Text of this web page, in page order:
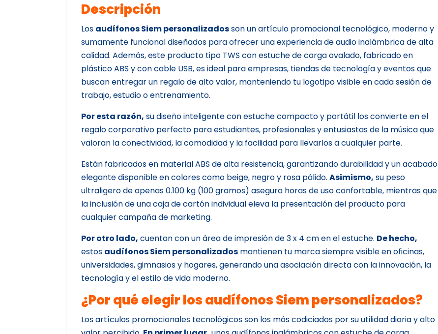
Descripción
Los audífonos Siem personalizadosson un artículo promocional tecnológico, moderno y
sumamente funcional diseñados para ofrecer una experiencia de audio inalámbrica de alta
calidad. Además, este producto tipo TWS con estuche de carga ovalado, fabricado en
plástico ABS y con cable USB, es ideal para empresas, tiendas de tecnología y eventos que
buscan entregar un regalo de alto valor, manteniendo tu logotipo visible en cada sesión de
trabajo, estudio o entrenamiento.
Por esta razón, su diseño inteligente con estuche compacto y portátil los convierte en el
regalo corporativo perfecto para estudiantes, profesionales y entusiastas de la música que
valoran la conectividad, la comodidad y la facilidad para llevarlos a cualquier parte.
Están fabricados en material ABS de alta resistencia, garantizando durabilidad y un acabado
elegante disponible en colores como beige, negro y rosa pálido.Asimismo, su peso
ultraligero de apenas 0.100 kg (100 gramos) asegura horas de uso confortable, mientras que
la inclusión de una caja de cartón individual eleva la presentación del producto para
cualquier campaña de marketing.
Por otro lado, cuentan con un área de impresión de 3 x 4 cm en el estuche. De hecho,
estos audífonos Siem personalizados mantienen tu marca siempre visible en oficinas,
universidades, gimnasios y hogares, generando una asociación directa con la innovación, la
tecnología y el estilo de vida moderno.
¿Por qué elegir los audífonos Siem personalizados?
Los artículos promocionales tecnológicos son los más codiciados por su utilidad diaria y alto